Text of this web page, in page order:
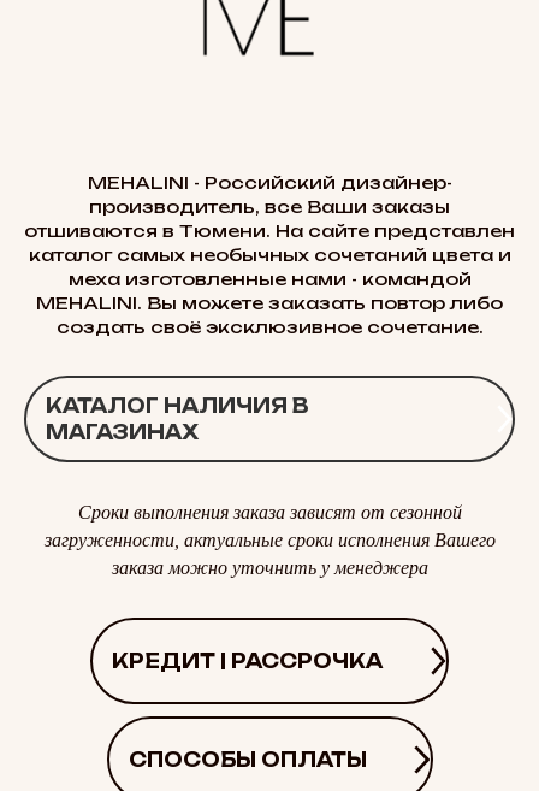
MEHALINI - Российский дизайнер-
производитель, все Ваши заказы
отшиваются в Тюмени. На сайте представлен
каталог самых необычных сочетаний цвета и
меха изготовленные нами - командой
MEHALINI. Вы можете заказать повтор либо
создать своё эксклюзивное сочетание.
КАТАЛОГ НАЛИЧИЯ В
МАГАЗИНАХ
Сроки выполнения заказа зависят от сезонной
загруженности, актуальные сроки исполнения Вашего
заказа можно уточнить у менеджера
КРЕДИТ | РАССРОЧКА
СПОСОБЫ ОПЛАТЫ